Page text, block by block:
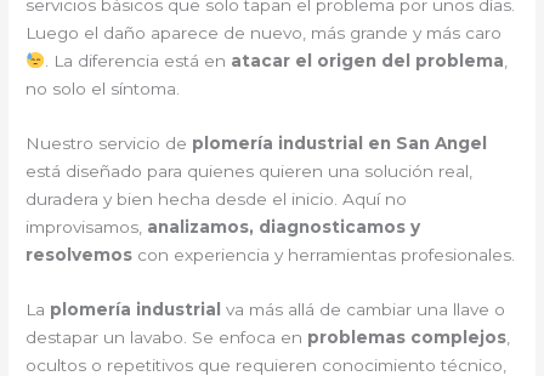
servicios básicos que solo tapan el problema por unos días.
Luego el daño aparece de nuevo, más grande y más caro
. La diferencia está en atacar el origen del problema
no solo el síntoma.
Nuestro servicio de plomería industrial en San Angel
está diseñado para quienes quieren una solución real,
duradera y bien hecha desde el inicio. Aquí no
improvisamos, analizamos, diagnosticamos y
resolvemos con experiencia y herramientas profesionales.
La plomería industrialva más allá de cambiar una llave o
destapar un lavabo. Se enfoca en problemas complejos
ocultos o repetitivos que requieren conocimiento técnico,